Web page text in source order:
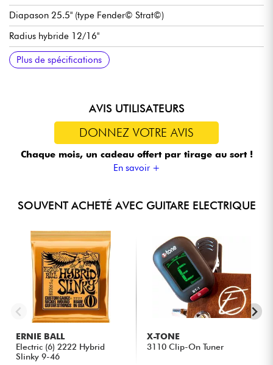
Diapason 25.5" (type Fender© Strat©)
Radius hybride 12/16"
Largeur manche 1er frette 42.86 mm
Set de micros double bobinage Jackson High-Output
Humbucking
Volume
Tonalité
Sélecteur micros 3x positions
Chevalet / vibrato traditionnel Jackson2-Point Fulcrum
Tremolo
Mécaniques Jackson bain d'huile
Finition corps brillant
Finition manche satin
Plus de spécifications
AVIS UTILISATEURS
DONNEZ VOTRE AVIS
Chaque mois, un cadeau offert par tirage au sort !
En savoir +
SOUVENT ACHETÉ AVEC GUITARE ELECTRIQUE
ERNIE BALL
Electric (6) 2222 Hybrid
Slinky 9-46
X-TONE
3110 Clip-On Tuner